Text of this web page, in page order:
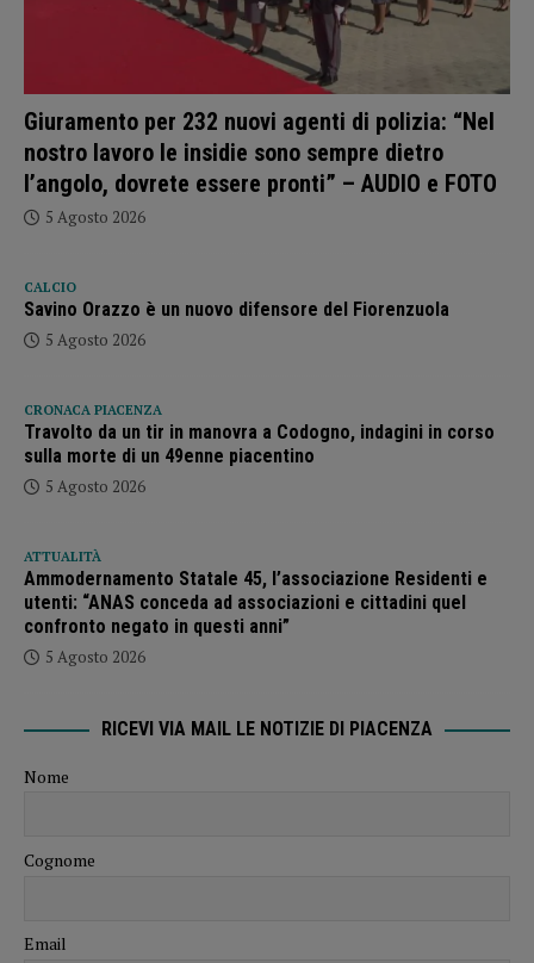
Giuramento per 232 nuovi agenti di polizia: “Nel
nostro lavoro le insidie sono sempre dietro
l’angolo, dovrete essere pronti” – AUDIO e FOTO
5 Agosto 2026
CALCIO
Savino Orazzo è un nuovo difensore del Fiorenzuola
5 Agosto 2026
CRONACA PIACENZA
Travolto da un tir in manovra a Codogno, indagini in corso
sulla morte di un 49enne piacentino
5 Agosto 2026
ATTUALITÀ
Ammodernamento Statale 45, l’associazione Residenti e
utenti: “ANAS conceda ad associazioni e cittadini quel
confronto negato in questi anni”
5 Agosto 2026
RICEVI VIA MAIL LE NOTIZIE DI PIACENZA
Nome
Cognome
Email